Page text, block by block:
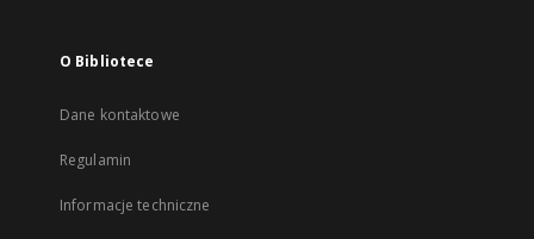
O Bibliotece
Dane kontaktowe
Regulamin
Informacje techniczne